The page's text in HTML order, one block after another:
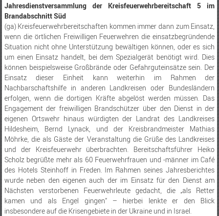
Jahresdienstversammlung der Kreisfeuerwehrbereitschaft 5 im
Brandabschnitt Süd
(ga) Kreisfeuerwehrbereitschaften kommen immer dann zum Einsatz,
wenn die örtlichen Freiwilligen Feuerwehren die einsatzbegründende
Situation nicht ohne Unterstützung bewältigen können, oder es sich
um einen Einsatz handelt, bei dem Spezialgerät benötigt wird. Dies
können beispielsweise Großbrände oder Gefahrguteinsätze sein. Der
Einsatz dieser Einheit kann weiterhin im Rahmen der
Nachbarschaftshilfe in anderen Landkreisen oder Bundesländern
erfolgen, wenn die dortigen Kräfte abgelöst werden müssen. Das
Engagement der freiwilligen Brandschützer über den Dienst in der
eigenen Ortswehr hinaus würdigten der Landrat des Landkreises
Hildesheim, Bernd Lynack, und der Kreisbrandmeister Mathias
Möhrke, die als Gäste der Veranstaltung die Grüße des Landkreises
und der Kreisfeuerwehr überbrachten. Bereitschaftsführer Heiko
Scholz begrüßte mehr als 60 Feuerwehrfrauen und -männer im Café
des Hotels Steinhoff in Freden. Im Rahmen seines Jahresberichtes
wurde neben den eigenen auch der im Einsatz für den Dienst am
Nächsten verstorbenen Feuerwehrleute gedacht, die „als Retter
kamen und als Engel gingen“ – hierbei lenkte er den Blick
insbesondere auf die Krisengebiete in der Ukraine und in Israel.